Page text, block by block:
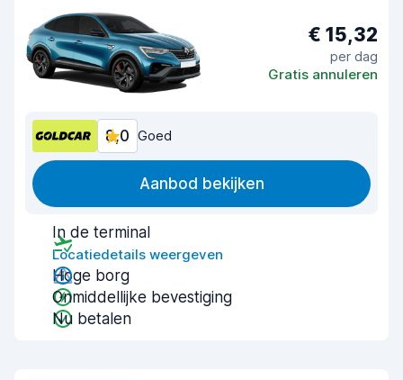
€ 15,32
per dag
Gratis annuleren
8,0 Goed
Aanbod bekijken
In de terminal
Locatiedetails weergeven
Hoge borg
Onmiddellijke bevestiging
Nu betalen